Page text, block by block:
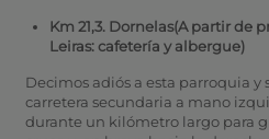
Km 21,3. Dornelas(A partir de
Leiras: cafetería y albergue)
Decimos adiós a esta parroquia
carretera secundaria a mano
durante un kilómetro largo para